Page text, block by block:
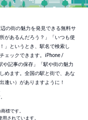
の街の魅力を発見できる無料サ
があるんだろう？」「いつも使
」というとき、駅名で検索し
ェックできます。iPhone /
記事の保存」「駅や街の魅力
めます。全国の駅と街で、あな
逢い）がありますように！
標です。
されています。